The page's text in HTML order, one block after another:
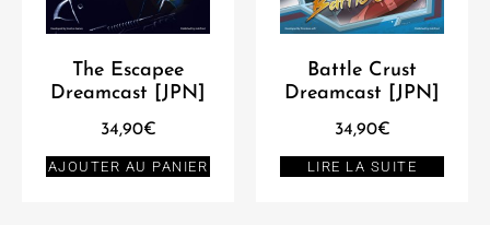
The Escapee
Dreamcast [JPN]
34,90€
AJOUTER AU PANIER
Battle Crust
Dreamcast [JPN]
34,90€
LIRE LA SUITE